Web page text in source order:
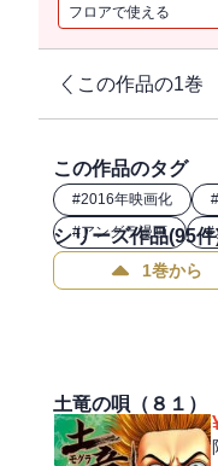
フロアで使える
この作品の1巻
この作品のタグ
#2016年映画化 #
#アングラ漫画 #
シリーズ作品(95
1巻から
土竜の唄（８１）